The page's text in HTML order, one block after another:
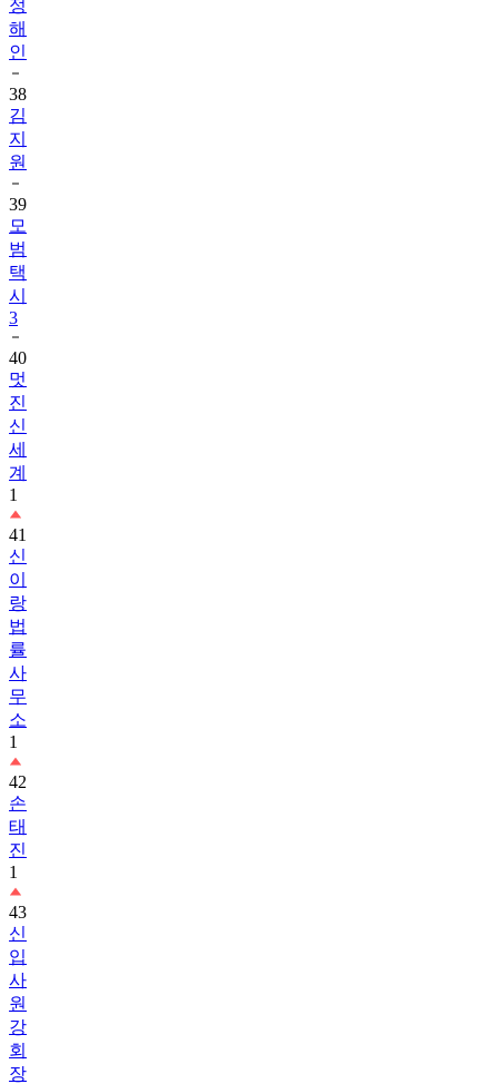
정
해
인
38
김
지
원
39
모
범
택
시
3
40
멋
진
신
세
계
1
41
신
이
랑
법
률
사
무
소
1
42
손
태
진
1
43
신
입
사
원
강
회
장